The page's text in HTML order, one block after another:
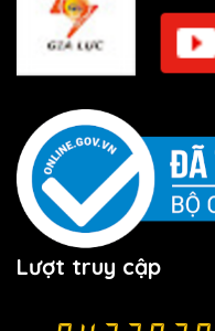
Lượt truy cập